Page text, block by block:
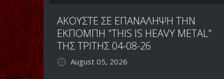
ΑΚΟΥΣΤΕ ΣΕ ΕΠΑΝΑΛΗΨΗ ΤΗΝ
ΕΚΠΟΜΠΗ "THIS IS HEAVY METAL"
ΤΗΣ ΤΡΙΤΗΣ 04-08-26
August 05, 2026